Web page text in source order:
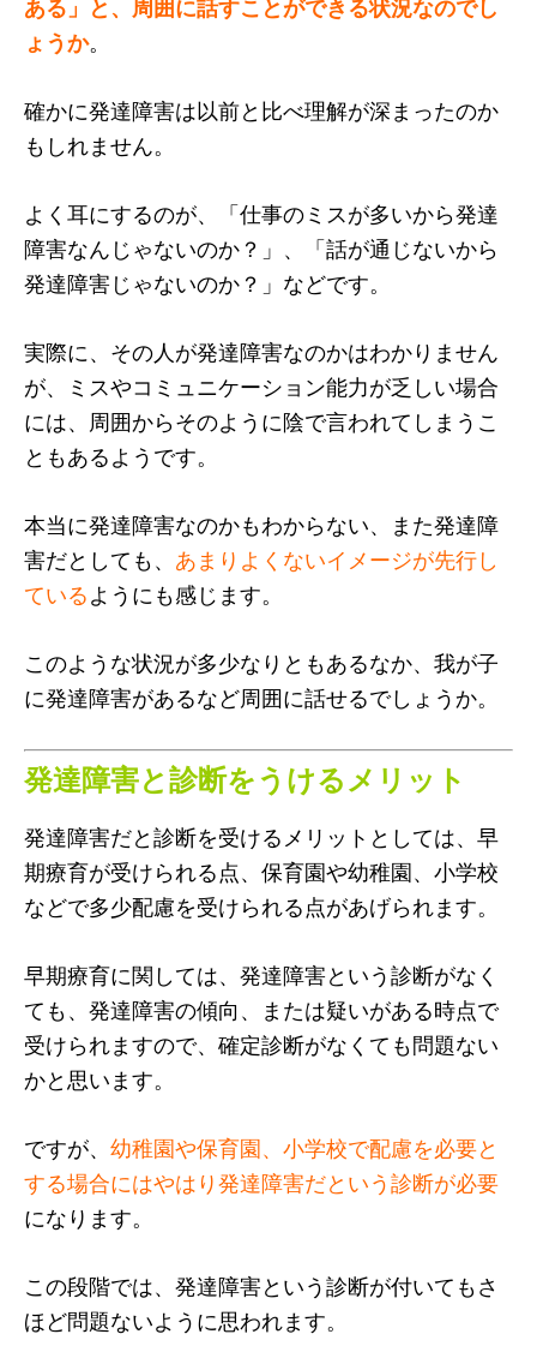
ある」と、周囲に話すことができる状況なのでし
ょうか。
確かに発達障害は以前と比べ理解が深まったのか
もしれません。
よく耳にするのが、「仕事のミスが多いから発達
障害なんじゃないのか？」、「話が通じないから
発達障害じゃないのか？」などです。
実際に、その人が発達障害なのかはわかりません
が、ミスやコミュニケーション能力が乏しい場合
には、周囲からそのように陰で言われてしまうこ
ともあるようです。
本当に発達障害なのかもわからない、また発達障
害だとしても、 あまりよくないイメージが先行し
ているようにも感じます。
このような状況が多少なりともあるなか、我が子
に発達障害があるなど周囲に話せるでしょうか。
発達障害と診断をうけるメリット
発達障害だと診断を受けるメリットとしては、早
期療育が受けられる点、保育園や幼稚園、小学校
などで多少配慮を受けられる点があげられます。
早期療育に関しては、発達障害という診断がなく
ても、発達障害の傾向、または疑いがある時点で
受けられますので、確定診断がなくても問題ない
かと思います。
ですが、 幼稚園や保育園、小学校で配慮を必要と
する場合にはやはり発達障害だという診断が必要
になります。
この段階では、発達障害という診断が付いてもさ
ほど問題ないように思われます。